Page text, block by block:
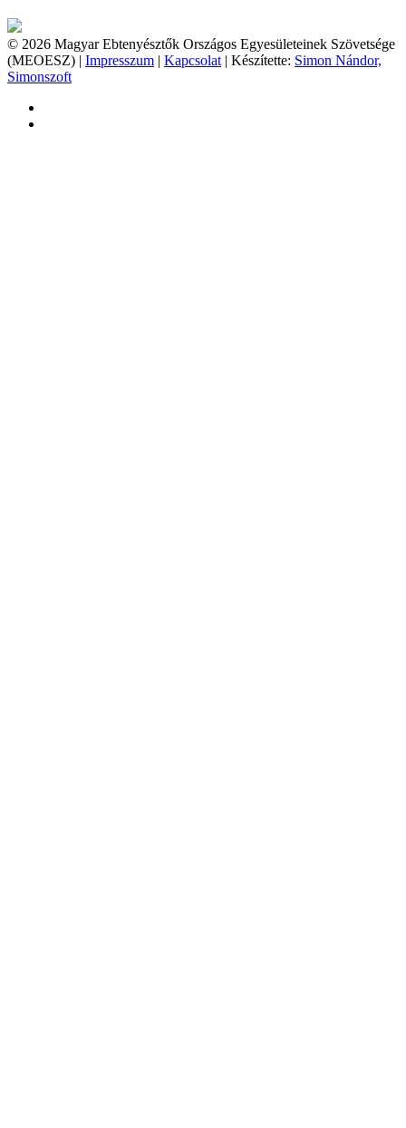
© 2026 Magyar Ebtenyésztők Országos Egyesületeinek Szövetsége
(MEOESZ) | Impresszum | Kapcsolat | Készítette: Simon Nándor,
Simonszoft